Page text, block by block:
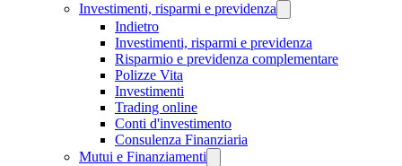
Investimenti, risparmi e previdenza
Indietro
Investimenti, risparmi e previdenza
Risparmio e previdenza complementare
Polizze Vita
Investimenti
Trading online
Conti d'investimento
Consulenza Finanziaria
Mutui e Finanziamenti